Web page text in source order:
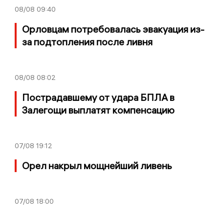
08/08 09:40
Орловцам потребовалась эвакуация из-
за подтопления после ливня
08/08 08:02
Пострадавшему от удара БПЛА в
Залегощи выплатят компенсацию
07/08 19:12
Орел накрыл мощнейший ливень
07/08 18:00